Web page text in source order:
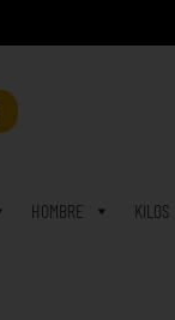
HOMBRE KILOS